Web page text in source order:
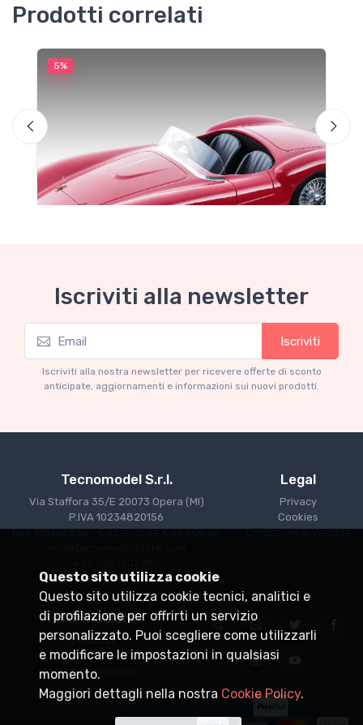
Prodotti correlati
5%
Ferrari 735S Autodromo Press 1953
€227.91 €239.90
Iscriviti alla newsletter
Iscriviti
Iscriviti alla nostra newsletter per ricevere offerte di sconto
anticipate, aggiornamenti e informazioni sui nuovi prodotti.
Tecnomodel S.r.l.
Via Staffora 35/E 20073 Opera (MI)
P.IVA 10234820156
REA MI1356865 - Cap. sociale €30.000,00
Legal
Privacy
Cookies
Condizioni di Vendita
Informazioni
Spedizioni
Punti vendita
Diventa rivenditore
Questo sito utilizza cookie
Questo sito utilizza cookie tecnici, analitici e
di profilazione per offrirti un servizio
personalizzato. Puoi scegliere come utilizzarli
e modificare le impostazioni in qualsiasi
momento.
Maggiori dettagli nella nostra Cookie Policy.